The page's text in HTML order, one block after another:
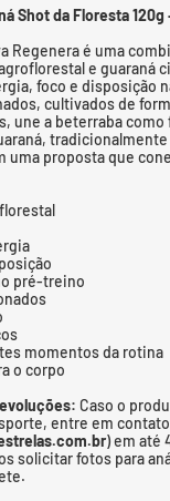
Shot da Floresta
Regenera é uma
e guaraná
foco e disposição
cultivados de
une a beterraba
uma proposta que
pré-treino
momentos da rotina
o corpo
Caso o
entre em contato
) em até
solicitar fotos para